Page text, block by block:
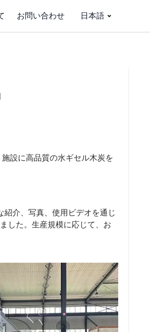
お問い合わせ 日本語
設に高品質の水ギセル木炭を
介、写真、使用ビデオを通じ
した。生産規模に応じて、お